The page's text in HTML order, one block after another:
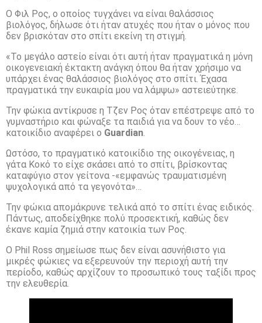
Ο Φιλ Ρος, ο οποίος τυγχάνει να είναι θαλάσσιος
βιολόγος, δήλωσε ότι ήταν ατυχές που ήταν ο μόνος που
δεν βρισκόταν στο σπίτι εκείνη τη στιγμή.
«Το μεγάλο αστείο είναι ότι αυτή ήταν πραγματικά η μόνη
οικογενειακή έκτακτη ανάγκη όπου θα ήταν χρήσιμο να
υπάρχει ένας θαλάσσιος βιολόγος στο σπίτι. Έχασα
πραγματικά την ευκαιρία μου να λάμψω» αστειεύτηκε.
Την φώκια αντίκρυσε η Τζεν Ρος όταν επέστρεψε από το
γυμναστήριο και φώναξε τα παιδιά για να δουν το νέο…
κατοικίδιο αναφέρει ο Guardian.
Ωστόσο, το πραγματικό κατοικίδιο της οικογένειας, η
γάτα Κοκό το είχε σκάσει από το σπίτι, βρίσκοντας
καταφύγιο στον γείτονα -«εμφανώς τραυματισμένη
ψυχολογικά από τα γεγονότα»…
Την φώκια απομάκρυνε τελικά από το σπίτι ένας ειδικός.
Πάντως, αποδείχθηκε πολύ προσεκτική, καθώς δεν
έκανε καμία ζημιά στην κατοικία των Ρος.
Ο Phil Ross σημείωσε πως δεν είναι ασυνήθιστο για
μικρές φώκιες να εξερευνούν την περιοχή αυτή την
περίοδο, καθώς αρχίζουν το προσωπικό τους ταξίδι προς
την ελευθερία.